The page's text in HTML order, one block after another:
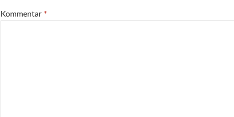
Kommentar *